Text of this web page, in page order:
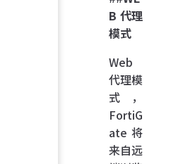
B 代理
模式
Web
代理模
式，
FortiG
ate 将
来自远